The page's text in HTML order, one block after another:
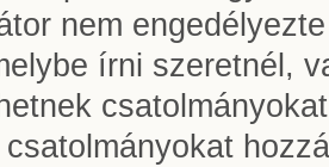
nem
írni szeretnél,